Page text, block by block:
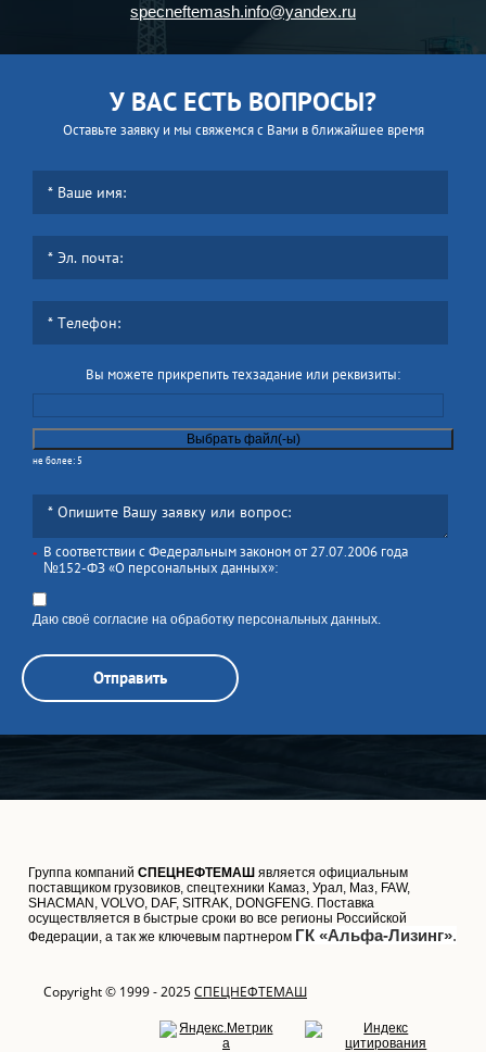
specneftemash.info@yandex.ru
У ВАС ЕСТЬ ВОПРОСЫ?
Оставьте заявку и мы свяжемся с Вами в ближайшее время
Вы можете прикрепить техзадание или реквизиты:
не более: 5
* В соответствии с Федеральным законом от 27.07.2006 года
№152-ФЗ «О персональных данных»:
Даю своё согласие на обработку персональных данных.
Отправить
Группа компаний СПЕЦНЕФТЕМАШ является официальным
поставщиком грузовиков, спецтехники Камаз, Урал, Маз, FAW,
SHACMAN, VOLVO, DAF, SITRAK, DONGFENG. Поставка
осуществляется в быстрые сроки во все регионы Российской
Федерации, а так же ключевым партнером ГК «Альфа-Лизинг».
Copyright © 1999 - 2025СПЕЦНЕФТЕМАШ